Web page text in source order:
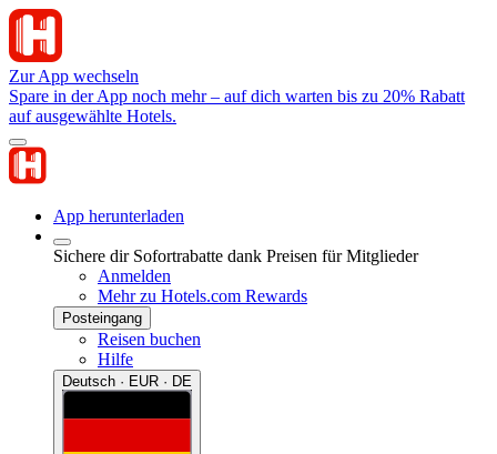
Zur App wechseln
Spare in der App noch mehr – auf dich warten bis zu 20% Rabatt
auf ausgewählte Hotels.
App herunterladen
Sichere dir Sofortrabatte dank Preisen für Mitglieder
Anmelden
Mehr zu Hotels.com Rewards
Posteingang
Reisen buchen
Hilfe
Deutsch · EUR · DE